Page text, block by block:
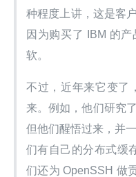
种程度上讲，这是客
因为购买了 IBM 的
软。
不过，近年来它变了
来。例如，他们研究
但他们醒悟过来，并
们有自己的分布式缓
们还为 OpenSSH 做